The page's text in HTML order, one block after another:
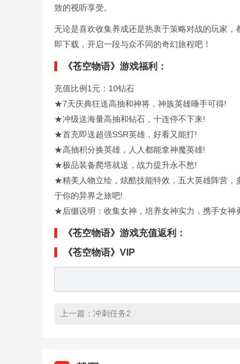
致的视听享受。
无论是喜欢收集养成还是热衷于策略对战的玩家
即下载，开启一段与众不同的奇幻旅程吧！
《苍空物语》游戏福利：
充值比例1元：10钻石
★7天庆典狂送高抽和神将，神族英雄唾手可得!
★冲级送海量高抽和钻石，十连停不下来!
★首充即送超强SSR英雄，好看又能打!
★高抽积分换英雄，人人都能拿神魔英雄!
★极品装备爬塔就送，战力提升永不愁!
★精美人物立绘，炫酷技能特效，五大英雄阵营，
于你的异界之旅吧!
★后缀说明：收集女神，培养女神实力，携手女神
《苍空物语》游戏充值返利：
《苍空物语》VIP
上一篇： 冲刺任务2